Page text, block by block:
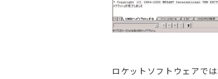
ロケットソフトウェアで